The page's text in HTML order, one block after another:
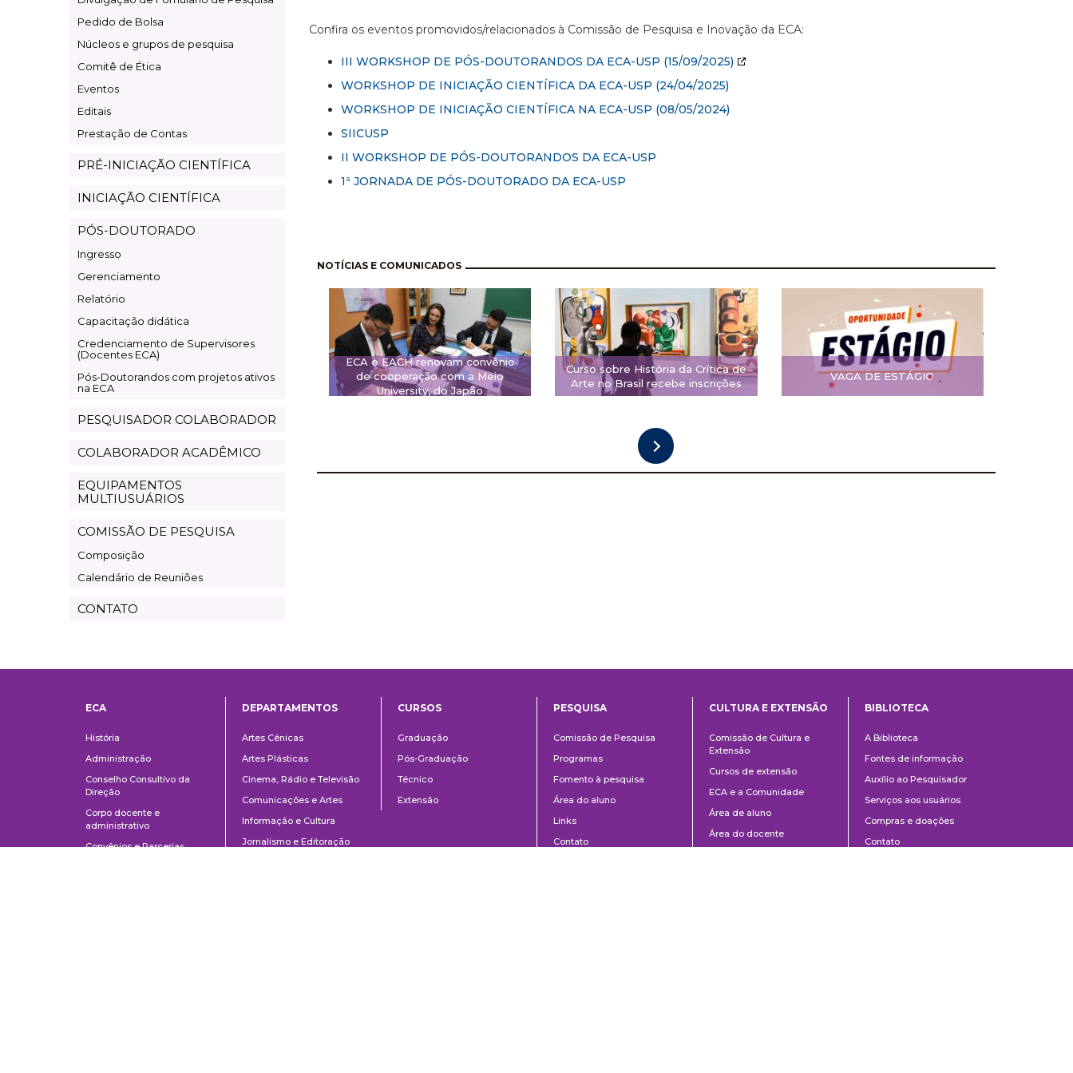
Pesquisa
Pedido de Bolsa
Núcleos e grupos de pesquisa
Comitê de Ética
Eventos
Editais
Prestação de Contas
PRÉ-INICIAÇÃO CIENTÍFICA
INICIAÇÃO CIENTÍFICA
PÓS-DOUTORADO
Ingresso
Gerenciamento
Relatório
Capacitação didática
Credenciamento de Supervisores
(Docentes ECA)
Pós-Doutorandos com projetos ativos
na ECA
PESQUISADOR COLABORADOR
COLABORADOR ACADÊMICO
EQUIPAMENTOS
MULTIUSUÁRIOS
COMISSÃO DE PESQUISA
Composição
Calendário de Reuniões
CONTATO
Confira os eventos promovidos/relacionados à Comissão de Pesquisa e Inovação da ECA:
III WORKSHOP DE PÓS-DOUTORANDOS DA ECA-USP (15/09/2025)
WORKSHOP DE INICIAÇÃO CIENTÍFICA DA ECA-USP (24/04/2025)
WORKSHOP DE INICIAÇÃO CIENTÍFICA NA ECA-USP (08/05/2024)
SIICUSP
II WORKSHOP DE PÓS-DOUTORANDOS DA ECA-USP
1ª JORNADA DE PÓS-DOUTORADO DA ECA-USP
NOTÍCIAS E COMUNICADOS
ECA e EACH renovam convênio
de cooperação com a Meio
University, do Japão
Curso sobre História da Crítica de
Arte no Brasil recebe inscrições
VAGA DE ESTÁGIO
Paginação
ECA
História
Administração
Conselho Consultivo da
Direção
Corpo docente e
administrativo
Convênios e Parcerias
DEPARTAMENTOS
Artes Cênicas
Artes Plásticas
Cinema, Rádio e Televisão
Comunicações e Artes
Informação e Cultura
Jornalismo e Editoração
CURSOS
Graduação
Pós-Graduação
Técnico
Extensão
PESQUISA
Comissão de Pesquisa
Programas
Fomento à pesquisa
Área do aluno
Links
Contato
e
Extensão
CULTURA E EXTENSÃO
Comissão de Cultura e
Extensão
Cursos de extensão
ECA e a Comunidade
Área de aluno
Área do docente
BIBLIOTECA
A Biblioteca
Fontes de informação
Auxílio ao Pesquisador
Serviços aos usuários
Compras e doações
Contato